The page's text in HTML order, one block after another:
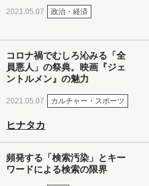
2021.05.07 政治・経済
コロナ禍でむしろ沁みる「全
員悪人」の祭典。映画『ジェ
ントルメン』の魅力
2021.05.07 カルチャー・スポーツ
ヒナタカ
頻発する「検索汚染」とキー
ワードによる検索の限界